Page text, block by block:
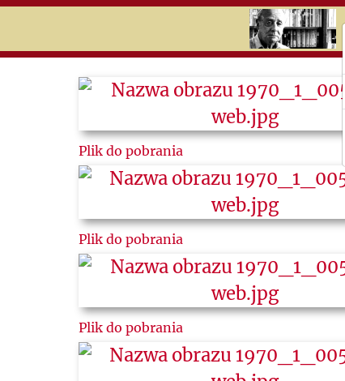
Search
Фрагменти
Plik do pobrania
Plik do pobrania
Plik do pobrania